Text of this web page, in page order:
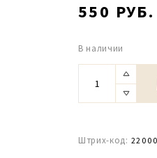
550 РУБ.
В наличии
Штрих-код: